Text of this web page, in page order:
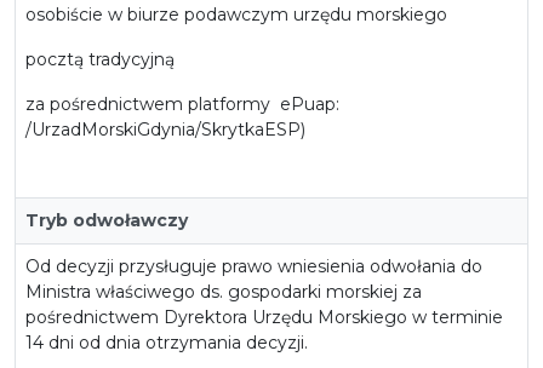
osobiście w biurze podawczym urzędu morskiego
pocztą tradycyjną
za pośrednictwem platformy ePuap:
/UrzadMorskiGdynia/SkrytkaESP)
Tryb odwoławczy
Od decyzji przysługuje prawo wniesienia odwołania do
Ministra właściwego ds. gospodarki morskiej za
pośrednictwem Dyrektora Urzędu Morskiego w terminie
14 dni od dnia otrzymania decyzji.